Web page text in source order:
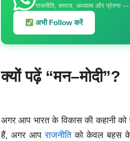
राजनीति, समाज, अध्यात्म और प्रेरणा —
अभी Follow करें
क्यों पढ़ें “मन–मोदी”?
अगर आप भारत के विकास की कहानी
हैं, अगर आपराजनीतिको केवल बहस के